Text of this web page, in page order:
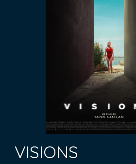
VISIONS